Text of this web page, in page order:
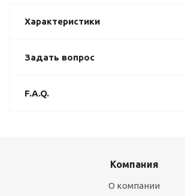
Характеристики
Задать вопрос
F.A.Q.
Компания
О компании